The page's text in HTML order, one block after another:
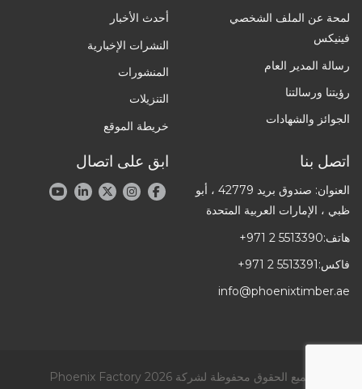
لمحة عن الملف الشخصي
فينيكس
رسالة المدير العام
رؤيتنا ورسالتنا
الجوائز والشهادات
أحدث الأخبار
النشرات الإخبارية
المنشورات
التنزيلات
خريطة الموقع
اتصل بنا
العنوان: صندوق بريد 42779 ، أبو
ظبي ، الإمارات العربية المتحدة
هاتف:+971 2 5513390
فاكس:+971 2 5513391
info@phoenixtimber.ae
ابق على اتصال
جميع الحقوق محفوظة لشركة Phoenix Factory 2026